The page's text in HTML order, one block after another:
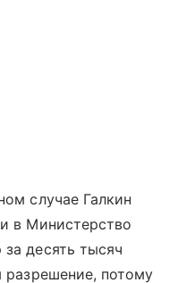
случае Галкин
в Министерство
десять тысяч
разрешение, потому